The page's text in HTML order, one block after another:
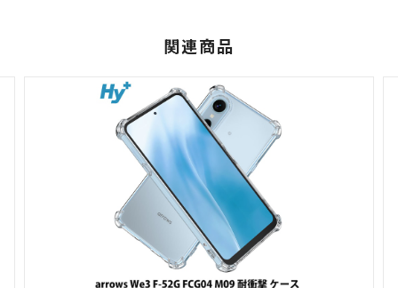
関連商品